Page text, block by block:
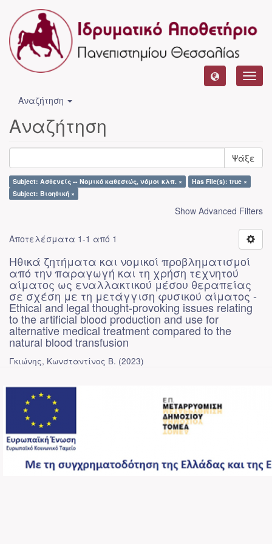
Αναζήτηση
Αναζήτηση
Ψάξε
Subject: Ασθενείς -- Νομικό καθεστώς, νόμοι κλπ. ×
Has File(s): true ×
Subject: Βιοηθική ×
Show Advanced Filters
Αποτελέσματα 1-1 από 1
Ηθικά ζητήματα και νομικοί προβληματισμοί
από την παραγωγή και τη χρήση τεχνητού
αίματος ως εναλλακτικού μέσου θεραπείας
σε σχέση με τη μετάγγιση φυσικού αίματος -
Ethical and legal thought-provoking issues relating
to the artificial blood production and use for
alternative medical treatment compared to the
natural blood transfusion
Γκιώνης, Κωνσταντίνος Β. (2023)